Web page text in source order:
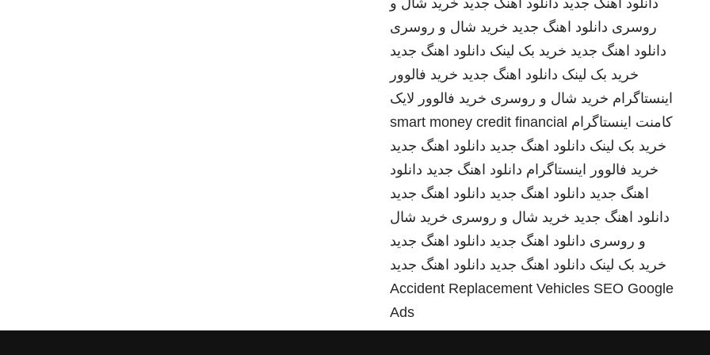
دانلود اهنگ جدید دانلود اهنگ جدید خرید شال و
روسری دانلود اهنگ جدید خرید شال و روسری
دانلود اهنگ جدید خرید بک لینک دانلود اهنگ جدید
خرید بک لینک دانلود اهنگ جدید خرید فالوور
اینستاگرام خرید شال و روسری خرید فالوور لایک
کامنت اینستاگرام smart money credit financial
خرید بک لینک دانلود اهنگ جدید دانلود اهنگ جدید
خرید فالوور اینستاگرام دانلود اهنگ جدید دانلود
اهنگ جدید دانلود اهنگ جدید دانلود اهنگ جدید
دانلود اهنگ جدید خرید شال و روسری خرید شال
و روسری دانلود اهنگ جدید دانلود اهنگ جدید
خرید بک لینک دانلود اهنگ جدید دانلود اهنگ جدید
Accident Replacement Vehicles SEO Google
Ads